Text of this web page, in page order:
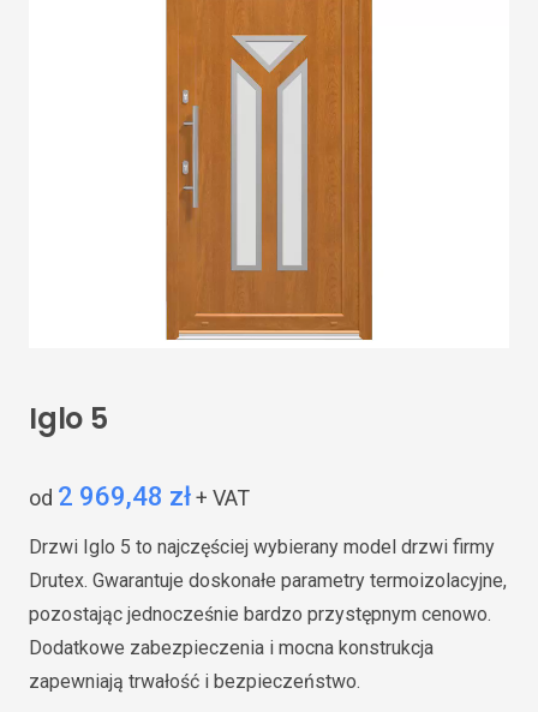
Iglo 5
od 2 969,48 zł+ VAT
Drzwi Iglo 5 to najczęściej wybierany model drzwi firmy
Drutex. Gwarantuje doskonałe parametry termoizolacyjne,
pozostając jednocześnie bardzo przystępnym cenowo.
Dodatkowe zabezpieczenia i mocna konstrukcja
zapewniają trwałość i bezpieczeństwo.